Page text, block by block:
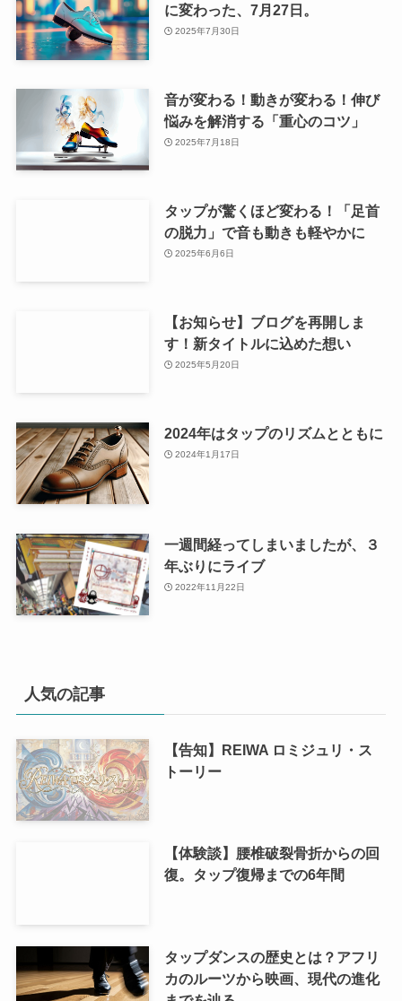
に変わった、7月27日。
2025年7月30日
音が変わる！動きが変わる！伸び
悩みを解消する「重心のコツ」
2025年7月18日
タップが驚くほど変わる！「足首
の脱力」で音も動きも軽やかに
2025年6月6日
【お知らせ】ブログを再開しま
す！新タイトルに込めた想い
2025年5月20日
2024年はタップのリズムとともに
2024年1月17日
一週間経ってしまいましたが、３
年ぶりにライブ
2022年11月22日
人気の記事
【告知】REIWA ロミジュリ・ス
トーリー
【体験談】腰椎破裂骨折からの回
復。タップ復帰までの6年間
タップダンスの歴史とは？アフリ
カのルーツから映画、現代の進化